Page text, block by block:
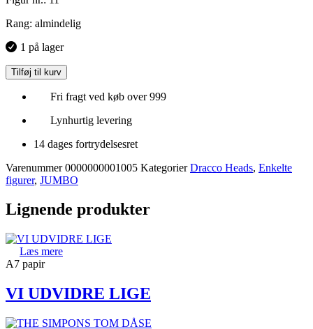
Rang: almindelig
1 på lager
Tilføj til kurv
Fri fragt ved køb over 999
Lynhurtig levering
14 dages fortrydelsesret
Varenummer0000000001005 Kategorier Dracco Heads, Enkelte
figurer, JUMBO
Lignende produkter
Læs mere
A7 papir
VI UDVIDRE LIGE